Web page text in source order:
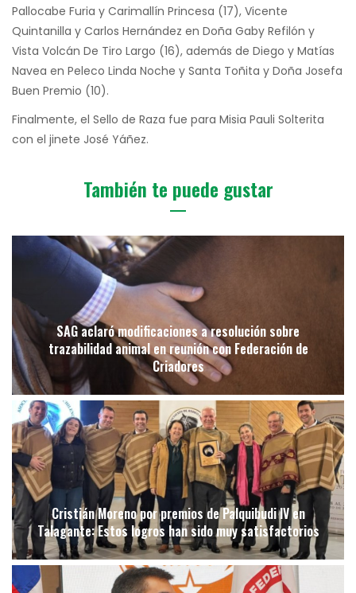
Pallocabe Furia y Carimallín Princesa (17), Vicente
Quintanilla y Carlos Hernández en Doña Gaby Refilón y
Vista Volcán De Tiro Largo (16), además de Diego y Matías
Navea en Peleco Linda Noche y Santa Toñita y Doña Josefa
Buen Premio (10).
Finalmente, el Sello de Raza fue para Misia Pauli Solterita
con el jinete José Yáñez.
También te puede gustar
SAG aclaró modificaciones a resolución sobre
trazabilidad animal en reunión con Federación de
Criadores
Cristián Moreno por premios de Palquibudi IV en
Talagante: Estos logros han sido muy satisfactorios